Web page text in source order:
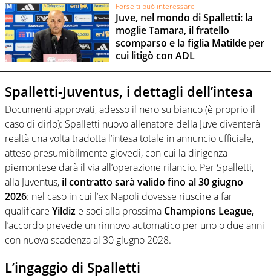
Forse ti può interessare
Juve, nel mondo di Spalletti: la
moglie Tamara, il fratello
scomparso e la figlia Matilde per
cui litigò con ADL
Spalletti-Juventus, i dettagli dell’intesa
Documenti approvati, adesso il nero su bianco (è proprio il
caso di dirlo): Spalletti nuovo allenatore della Juve diventerà
realtà una volta tradotta l’intesa totale in annuncio ufficiale,
atteso presumibilmente giovedì, con cui la dirigenza
piemontese darà il via all’operazione rilancio. Per Spalletti,
alla Juventus, il contratto sarà valido fino al 30 giugno
2026: nel caso in cui l’ex Napoli dovesse riuscire a far
qualificare Yildiz e soci alla prossima Champions League,
l’accordo prevede un rinnovo automatico per uno o due anni
con nuova scadenza al 30 giugno 2028.
L’ingaggio di Spalletti